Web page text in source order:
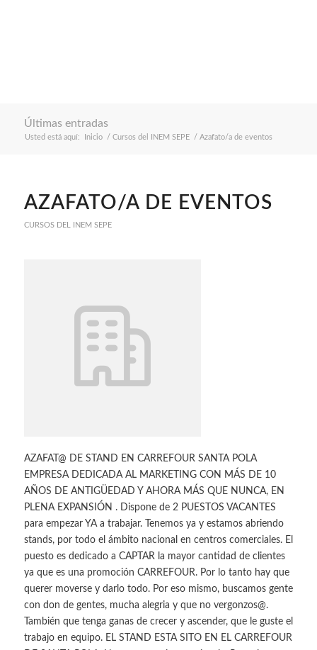
Últimas entradas
Usted está aquí: Inicio / Cursos del INEM SEPE / Azafato/a de eventos
AZAFATO/A DE EVENTOS
CURSOS DEL INEM SEPE
AZAFAT@ DE STAND EN CARREFOUR SANTA POLA
EMPRESA DEDICADA AL MARKETING CON MÁS DE 10
AÑOS DE ANTIGÜEDAD Y AHORA MÁS QUE NUNCA, EN
PLENA EXPANSIÓN . Dispone de 2 PUESTOS VACANTES
para empezar YA a trabajar. Tenemos ya y estamos abriendo
stands, por todo el ámbito nacional en centros comerciales. El
puesto es dedicado a CAPTAR la mayor cantidad de clientes
ya que es una promoción CARREFOUR. Por lo tanto hay que
querer moverse y darlo todo. Por eso mismo, buscamos gente
con don de gentes, mucha alegria y que no vergonzos@.
También que tenga ganas de crecer y ascender, que le guste el
trabajo en equipo. EL STAND ESTA SITO EN EL CARREFOUR